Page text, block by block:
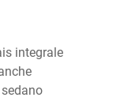
integrale